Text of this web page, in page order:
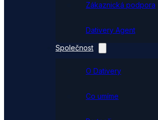
Zákaznická podpora
Dativery Agent
Společnost
O Dativery
Co umíme